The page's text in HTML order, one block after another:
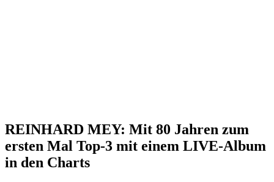
REINHARD MEY: Mit 80 Jahren zum
ersten Mal Top-3 mit einem LIVE-Album
in den Charts